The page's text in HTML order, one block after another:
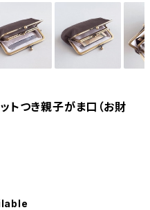
トつき親子がま口（お財